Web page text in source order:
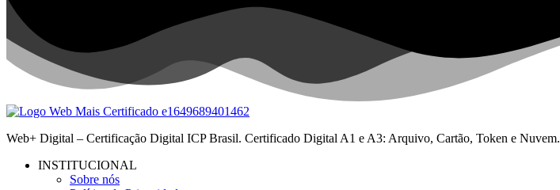
Web+ Digital – Certificação Digital ICP Brasil. Certificado Digital A1 e A3: Arquivo, Cartão, Token e Nuvem.
INSTITUCIONAL
Sobre nós